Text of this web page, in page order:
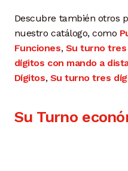
Descubre también otros
nuestro catálogo, como
Funciones, Su turno
dígitos con mando a
Dígitos, Su turno tres
Su Turno